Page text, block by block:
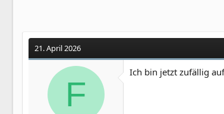
21. April 2026
F
Ich bin jetzt zufällig